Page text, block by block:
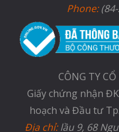
Phone:
CÔNG TY
Giấy chứng nhận
hoạch và Đầu tư
Địa chỉ:lầu 9, 68